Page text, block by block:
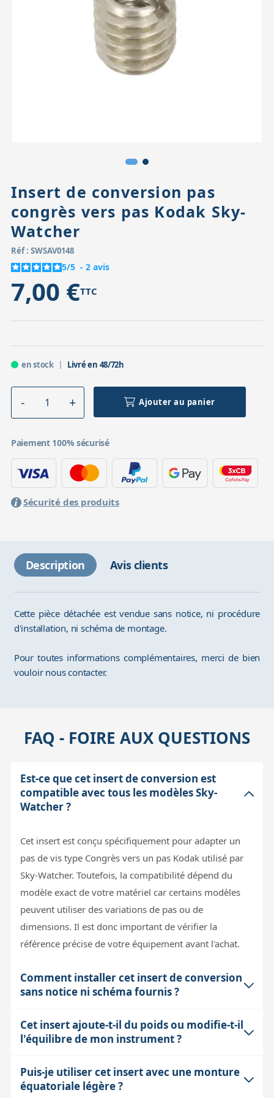
Accessoires pour montures
Pièces détachées
Insert de conversion pas
congrès vers pas Kodak Sky-
Watcher
Réf : SWSAV0148
5/5 - 2 avis
7,00 €TTC
en stock Livré en 48/72h
Ajouter au panier
Paiement 100% sécurisé
Sécurité des produits
Description Avis clients
Cette pièce détachée est vendue sans notice, ni procédure
d'installation, ni schéma de montage.
Pour toutes informations complémentaires, merci de bien
vouloir nous contacter.
FAQ - FOIRE AUX QUESTIONS
Est-ce que cet insert de conversion est
compatible avec tous les modèles Sky-
Watcher ?
Cet insert est conçu spécifiquement pour adapter un
pas de vis type Congrès vers un pas Kodak utilisé par
Sky-Watcher. Toutefois, la compatibilité dépend du
modèle exact de votre matériel car certains modèles
peuvent utiliser des variations de pas ou de
dimensions. Il est donc important de vérifier la
référence précise de votre équipement avant l'achat.
Comment installer cet insert de conversion
sans notice ni schéma fournis ?
L'installation nécessite une certaine expérience en
mécanique d'instruments optiques. En général, cet
vis correspondants. Il faut veiller à ne pas forcer pour
éviter d'endommager les filetages. Pour des conseils
Cet insert ajoute-t-il du poids ou modifie-t-il
l'équilibre de mon instrument ?
Cet insert est généralement une petite pièce
métallique, donc son impact sur le poids total et
Puis-je utiliser cet insert avec une monture
équatoriale légère ?